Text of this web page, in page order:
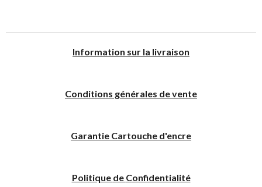
Information sur la livraison
Conditions générales de vente
Garantie Cartouche d'encre
Politique de Confidentialité